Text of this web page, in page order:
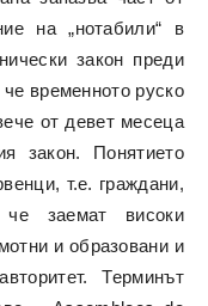
на „нотабили“ в
закон преди
временното руско
от девет месеца
закон. Понятието
т.е. граждани,
заемат високи
и образовани и
Терминът